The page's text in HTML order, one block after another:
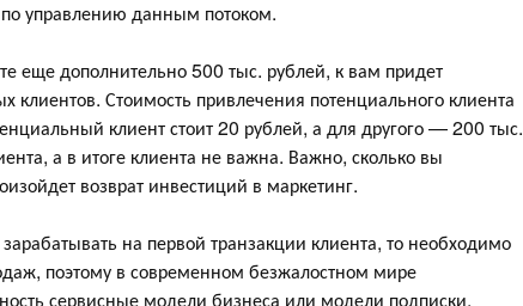
управлению данным потоком.
еще дополнительно 500 тыс. рублей, к вам придет
Стоимость привлечения потенциального клиента
клиент стоит 20 рублей, а для другого — 200 тыс.
а в итоге клиента не важна. Важно, сколько вы
возврат инвестиций в маркетинг.
на первой транзакции клиента, то необходимо
поэтому в современном безжалостном мире
сервисные модели бизнеса или модели подписки.